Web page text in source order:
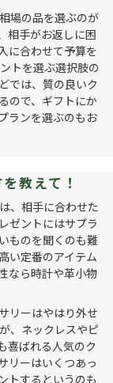
場の品を選ぶのが
相手がお返しに困
に合わせて予算を
トを選ぶ選択肢の
では、質の良いク
ので、ギフトにか
ランを選ぶのもお
教えて！
、相手に合わせた
ゼントにはサプラ
ものを聞くのも難
い定番のアイテム
なら時計や革小物
リーはやはり外せ
、ネックレスやピ
喜ばれる人気のク
リーはいくつあっ
トするというのも